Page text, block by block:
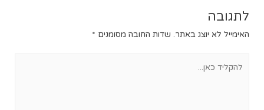
לתגובה
האימייל לא יוצג באתר. שדות החובה מסומנים *